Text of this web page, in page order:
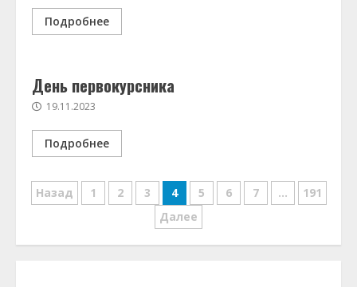
Подробнее
День первокурсника
19.11.2023
Подробнее
Навигация
записям
Назад 1 2 3 4 5 6 7 …
191
Далее